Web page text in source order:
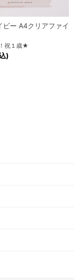
ビー A4クリアファイ
祝１歳★
)